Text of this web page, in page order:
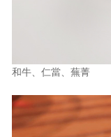
和牛、仁當、蕪菁